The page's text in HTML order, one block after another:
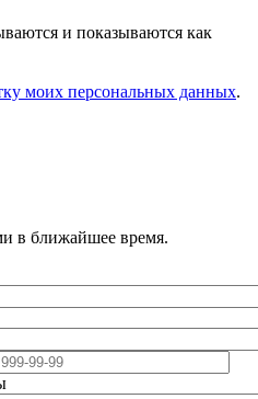
и показываются как
моих персональных данных.
в ближайшее время.